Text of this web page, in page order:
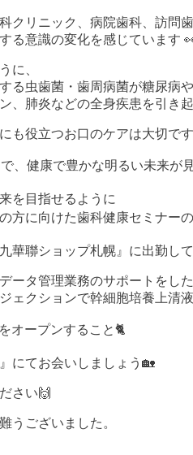
クリニック、病院歯科、訪問
る意識の変化を感じています
に、
る虫歯菌・歯周病菌が糖尿病や
、肺炎などの全身疾患を引き
も役立つお口のケアは大切で
、健康で豊かな明るい未来が
を目指せるように
方に向けた歯科健康セミナーの
華聯ショップ札幌』に出勤し
ータ管理業務のサポートをした
ェクションで幹細胞培養上清
オープンすること🐈
にてお会いしましょう🏡
さい🙌
うございました。